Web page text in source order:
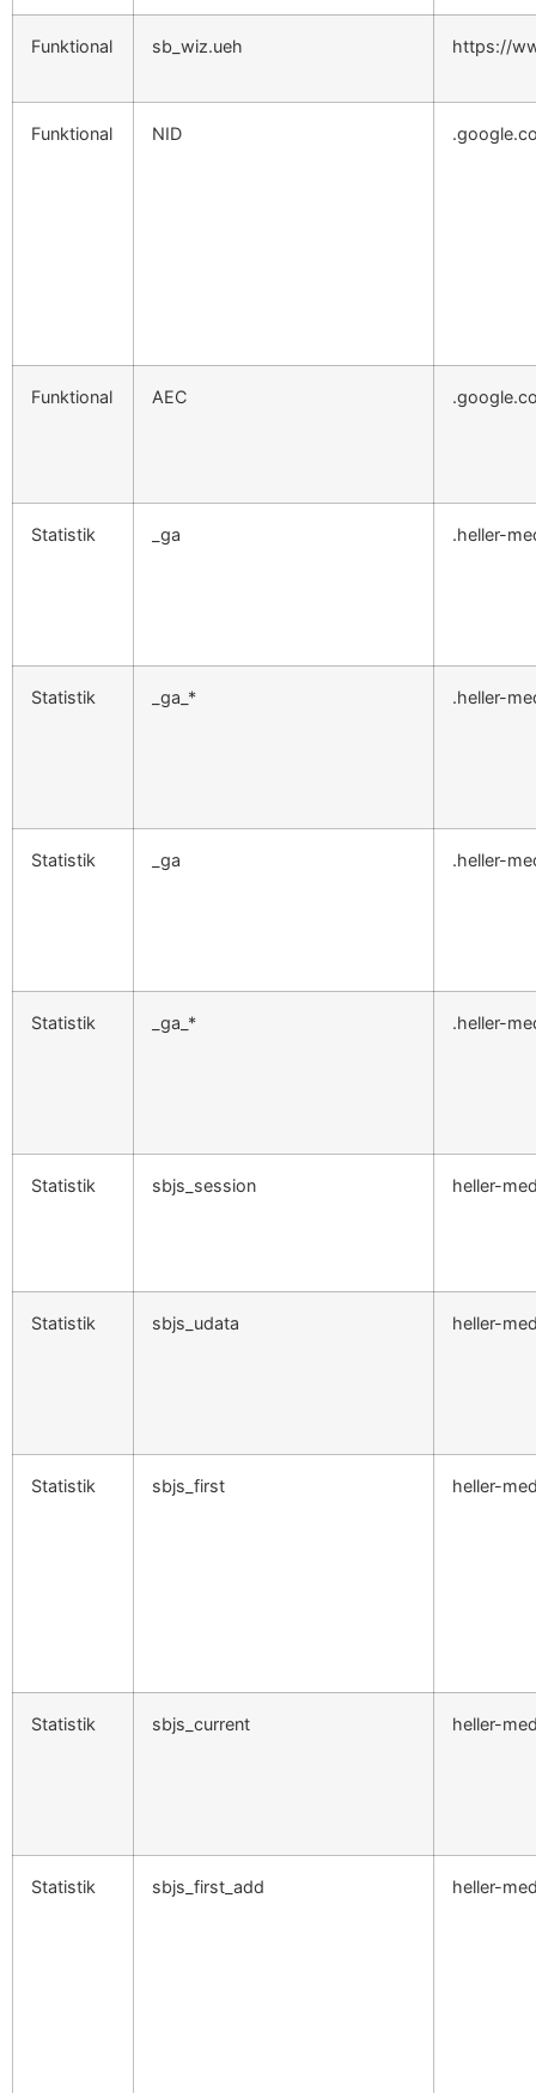
Funktional sb_wiz.ueh https://
Funktional NID
Funktional AEC
Statistik _ga .heller-
Statistik _ga_* .heller-
Statistik _ga .heller-
Statistik _ga_* .heller-
Statistik sbjs_session heller-
Statistik sbjs_udata heller-
Statistik sbjs_first heller-
Statistik sbjs_current heller-
Statistik sbjs_first_add heller-